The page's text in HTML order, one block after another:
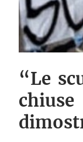
“Le